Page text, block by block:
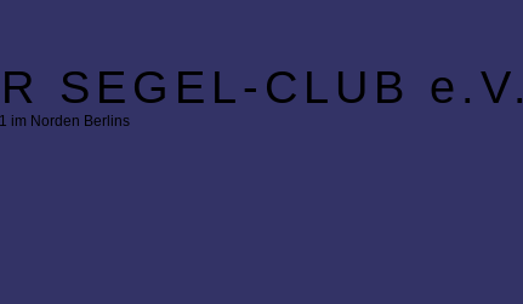
SEGEL-CLUB e.V.
im Norden Berlins